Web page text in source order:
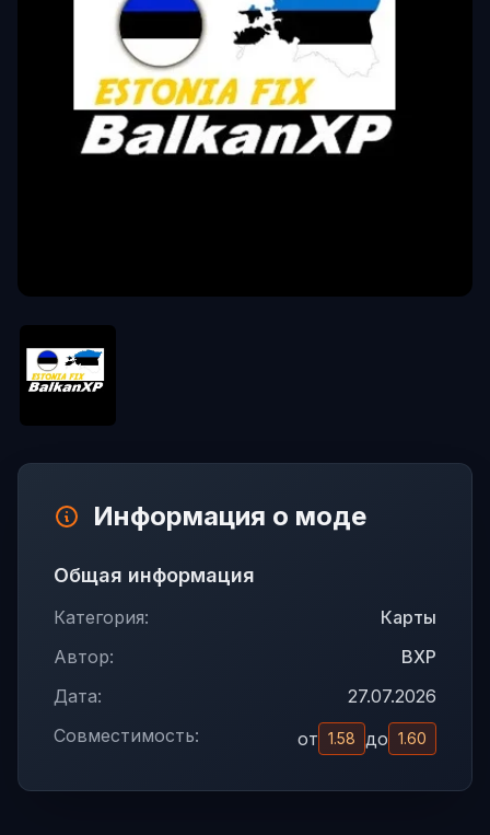
Информация о моде
Общая информация
Категория:
Карты
Автор:
BXP
Дата:
27.07.2026
Совместимость:
от 1.58 до 1.60